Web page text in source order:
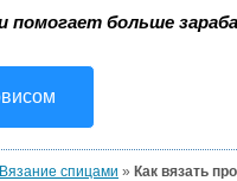
помогает больше
Вязание спицами » Как вязать